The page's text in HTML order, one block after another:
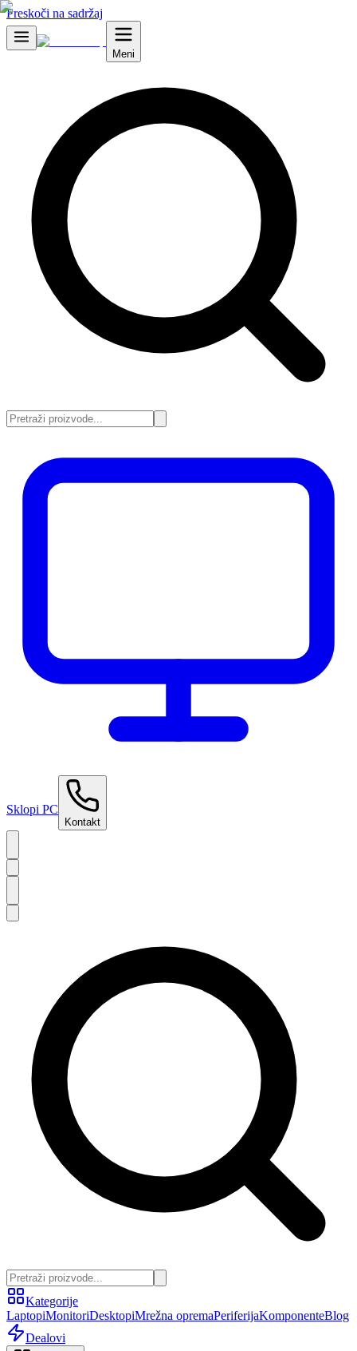
Preskoči na sadržaj
Meni
Sklopi PC
Kontakt
Kategorije
LaptopiMonitoriDesktopiMrežna opremaPeriferijaKomponenteBlog
Dealovi